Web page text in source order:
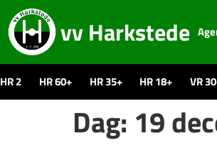
vv Harkstede
HR 2 HR 60+ HR 35+ HR 18+ VR
Dag: 19